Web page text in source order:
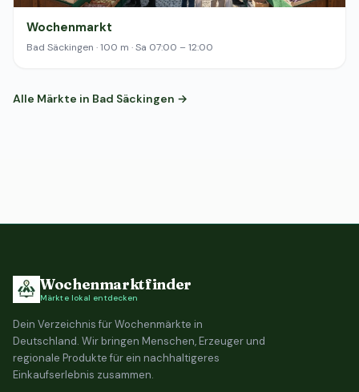
Wochenmarkt
Bad Säckingen · 100 m · Sa 07:00 – 12:00
Alle Märkte in Bad Säckingen →
Wochenmarktfinder
Märkte lokal entdecken
Dein Verzeichnis für Wochenmärkte in
Deutschland. Wir bringen Menschen, Erzeuger und
regionale Produkte für ein nachhaltigeres
Einkaufserlebnis zusammen.